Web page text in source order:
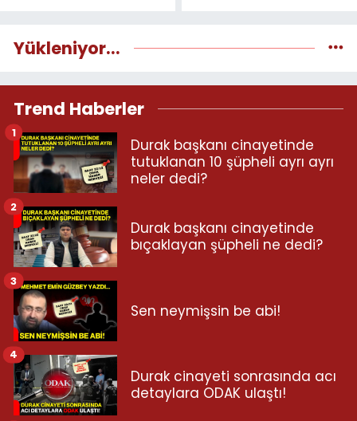
Yükleniyor...
Trend Haberler
Durak başkanı cinayetinde
tutuklanan 10 şüpheli ayrı ayrı
neler dedi?
1
Durak başkanı cinayetinde
bıçaklayan şüpheli ne dedi?
2
Sen neymişsin be abi!
3
Durak cinayeti sonrasında acı
detaylara ODAK ulaştı!
4